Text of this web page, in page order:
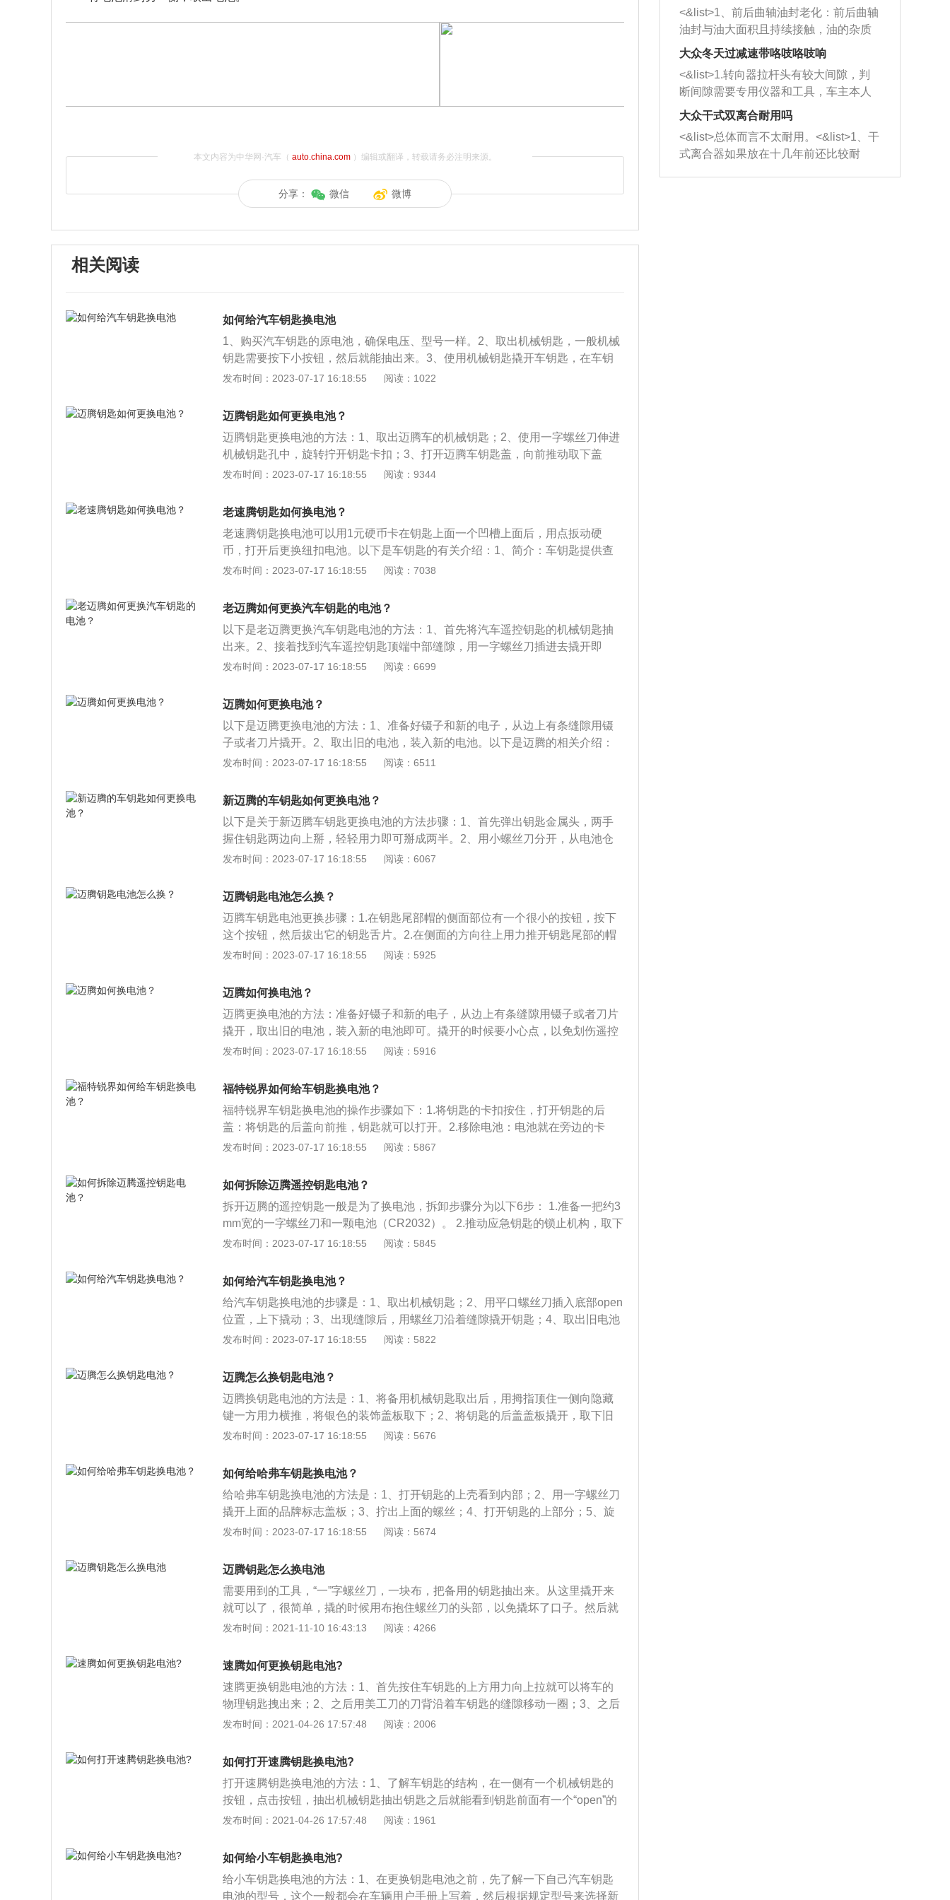
本文内容为中华网·汽车（ auto.china.com）编辑或翻译，转载请务必注明来源。
分享： 微信 微博
相关阅读
如何给汽车钥匙换电池
1、购买汽车钥匙的原电池，确保电压、型号一样。2、取出机械钥匙，一般机械
钥匙需要按下小按钮，然后就能抽出来。3、使用机械钥匙撬开车钥匙，在车钥
匙的中间会有小夹缝，轻轻旋转就能撬4、将电池撬下来，安装新电池，安装结
车时，汽车钥匙会出现没电的情况，在开车时注意汽车钥匙的使用方法，锁车、
开车距离近一些，遥控距离越远消耗功率越大，锁车时不要多次按遥控钥匙锁
车。2、汽车问题：当汽车的电瓶缺电时，使用汽车钥匙也会出现无反应的现
象，在用车过程中需要对汽车电瓶的电量做好控制，避免在开车时出现电瓶没电
情况，影响正常用车。3、环境问题：车主在停车时，停到周围磁场比较大的位
锁、开车门问题。
发布时间：2023-07-17 16:18:55 阅读：1022
迈腾钥匙如何更换电池？
迈腾钥匙更换电池的方法：1、取出迈腾车的机械钥匙；2、使用一字螺丝刀伸进
机械钥匙孔中，旋转拧开钥匙卡扣；3、打开迈腾车钥匙盖，向前推动取下盖
子；4、将旧电池取下，按照正负极安装新电池；5、将钥匙盖推回去压紧闭实；
观尺寸为长4866mm、宽1832mm、高1464mm，轴距为2871mm。
发布时间：2023-07-17 16:18:55 阅读：9344
老速腾钥匙如何换电池？
老速腾钥匙换电池可以用1元硬币卡在钥匙上面一个凹槽上面后，用点扳动硬
币，打开后更换纽扣电池。以下是车钥匙的有关介绍：1、简介：车钥匙提供查
找停车位、专人代泊等功能。2、原理：指利用中控锁的无线遥控功能，不用把
不管白天黑夜，无需探明锁孔，可以远距离、方便地进行开锁（开门）和闭锁
（锁门）。
发布时间：2023-07-17 16:18:55 阅读：7038
老迈腾如何更换汽车钥匙的电池？
以下是老迈腾更换汽车钥匙电池的方法：1、首先将汽车遥控钥匙的机械钥匙抽
出来。2、接着找到汽车遥控钥匙顶端中部缝隙，用一字螺丝刀插进去撬开即
可。3、然后将汽车钥匙电路板取出来，接着轻轻推一下即可取出旧电池。4、把
控钥匙电路板覆盖至钥匙上，将钥匙外壳扣好。6、最后再把汽车遥控钥匙的机
械钥匙插回钥匙缝隙即可。
发布时间：2023-07-17 16:18:55 阅读：6699
迈腾如何更换电池？
以下是迈腾更换电池的方法：1、准备好镊子和新的电子，从边上有条缝隙用镊
子或者刀片撬开。2、取出旧的电池，装入新的电池。以下是迈腾的相关介绍：
1、迈腾搭载1.8TFSI发动机，采用涡轮增压/缸内汽油直喷技术。2、车身采用激
机及副司机双前座椅双侧安全气囊。4、装备了最新的蓝牙无线通话的电话装
发布时间：2023-07-17 16:18:55 阅读：6511
新迈腾的车钥匙如何更换电池？
以下是关于新迈腾车钥匙更换电池的方法步骤：1、首先弹出钥匙金属头，两手
握住钥匙两边向上掰，轻轻用力即可掰成两半。2、用小螺丝刀分开，从电池仓
取出旧的纽扣电池，换上新的纽扣电池，再将两块合起来。3、按动关闭，开后
相关介绍：1、动力系统：搭载1.4T150马力的发动机，配备7挡双离合的变速
器。2、车身尺寸：长宽高分别为4865mm、1832mm、1471mm。轴距是2871m
m。
发布时间：2023-07-17 16:18:55 阅读：6067
迈腾钥匙电池怎么换？
迈腾车钥匙电池更换步骤：1.在钥匙尾部帽的侧面部位有一个很小的按钮，按下
这个按钮，然后拔出它的钥匙舌片。2.在侧面的方向往上用力推开钥匙尾部的帽
子，将其推开，即可向上拔出帽子。3.沿着中线掰开钥匙盒。4.去外面或者网上
5.将以上所有步骤反过来，即可把钥匙装好。
发布时间：2023-07-17 16:18:55 阅读：5925
迈腾如何换电池？
迈腾更换电池的方法：准备好镊子和新的电子，从边上有条缝隙用镊子或者刀片
撬开，取出旧的电池，装入新的电池即可。撬开的时候要小心点，以免划伤遥控
器外壳。以下是迈腾更换电池方法的具体介绍：1、在主驾驶左下方拉动前机盖
螺母。3、先将负极端口断开，接着拆卸正极端口。这样做是为了防止短路发
生，因为负极与车身相连接。4、将周围的固定装置以及正负极电线拆除后，即
可将电池拿出更换。（注意：旧电池的电解液很容易流出，因此拿出时倾斜角度
不要超过40°。）
发布时间：2023-07-17 16:18:55 阅读：5916
福特锐界如何给车钥匙换电池？
福特锐界车钥匙换电池的操作步骤如下：1.将钥匙的卡扣按住，打开钥匙的后
盖：将钥匙的后盖向前推，钥匙就可以打开。2.移除电池：电池就在旁边的卡
槽，向槽位中插入一个硬币并扭动，使外罩分离，就可以看到里面的钥匙电池。
购买相同的型号电池。4.重新安装外罩与后盖：按下钥匙上面的锁车键，还有开
锁键。喇叭会响起转向灯会闪烁。
发布时间：2023-07-17 16:18:55 阅读：5867
如何拆除迈腾遥控钥匙电池？
拆开迈腾的遥控钥匙一般是为了换电池，拆卸步骤分为以下6步： 1.准备一把约3
mm宽的一字螺丝刀和一颗电池（CR2032）。 2.推动应急钥匙的锁止机构，取下
机械钥匙。 3.沿机械钥匙孔插入一字螺丝刀，稍微用力沿顺时针方向转动，直至
同结构尺寸和规格的新电池更换，注意正负极。 6.合上钥匙盖板，插入机械钥
匙。
发布时间：2023-07-17 16:18:55 阅读：5845
如何给汽车钥匙换电池？
给汽车钥匙换电池的步骤是：1、取出机械钥匙；2、用平口螺丝刀插入底部open
位置，上下撬动；3、出现缝隙后，用螺丝刀沿着缝隙撬开钥匙；4、取出旧电池
更换新的；5、组装好钥匙即可。汽车钥匙的工作原理是：从车主身边发出微弱
执行器执行启、闭锁的动作。汽车钥匙的功能是：1、遥控开关门锁；2、熄火后
长按关门键，关闭车窗；3、按喇叭形按钮寻找车。
发布时间：2023-07-17 16:18:55 阅读：5822
迈腾怎么换钥匙电池？
迈腾换钥匙电池的方法是：1、将备用机械钥匙取出后，用拇指顶住一侧向隐藏
键一方用力横推，将银色的装饰盖板取下；2、将钥匙的后盖盖板撬开，取下旧
电池；3、换上新电池，按原步骤装好即可。以2020款舒适型迈腾为例，其车身
6l。2020款舒适型迈腾前悬架是麦弗逊式独立悬架，后悬架是多连杆式独立悬
架，其搭载了1.4l涡轮增压发动机，最大马力是150ps，最大功率是110kw，最大
扭矩是250nm，与其匹配的是7挡双离合变速箱。
发布时间：2023-07-17 16:18:55 阅读：5676
如何给哈弗车钥匙换电池？
给哈弗车钥匙换电池的方法是：1、打开钥匙的上壳看到内部；2、用一字螺丝刀
撬开上面的品牌标志盖板；3、拧出上面的螺丝；4、打开钥匙的上部分；5、旋
转打开上部分的外壳；6、更换上准备好的电池后安装好盖板即可。哈弗旗下车
其是一款紧凑型suv，车身尺寸是：长4620mm、宽1846mm、高1690mm，轴距
为2725mm，最小离地间隙为169mm，车身重量为1600kg。
发布时间：2023-07-17 16:18:55 阅读：5674
迈腾钥匙怎么换电池
需要用到的工具，“一”字螺丝刀，一块布，把备用的钥匙抽出来。从这里撬开来
就可以了，很简单，撬的时候用布抱住螺丝刀的头部，以免撬坏了口子。然后就
把电池掰下来，换上新的电池就可以了，再按照原来的零件装回去就可以了。迈
择，发动机最大功率为162kW，最大马力是220PS，最大扭矩是350Nm。主要针
对配置方面有所升级，舒适性科技配置得到了合理的下放，诸多高端科技装备覆
盖到了更多车型上，不再是高配车型的专属，如全系标配GRA定速巡航系统、集
控式三幅真皮多功能方向盘和后排USB口充电等，令整个车系的竞争力显著提
升。在外观方面，采用了最新的家族式设计语言，前进气格栅与前大灯相连，拉
灯造型与头灯相呼应，LED光源尾灯点亮效果十分醒目。该车后保险杠层次感较
强，配以底部双边共两出镀铬尾排，整体看起来运动范儿十足。
发布时间：2021-11-10 16:43:13 阅读：4266
速腾如何更换钥匙电池?
速腾更换钥匙电池的方法：1、首先按住车钥匙的上方用力向上拉就可以将车的
物理钥匙拽出来；2、之后用美工刀的刀背沿着车钥匙的缝隙移动一圈；3、之后
车钥匙就打开了，之后用硬币将旧车钥匙电池抠出来；4、将新的电池放入车钥
池就更换好了。
发布时间：2021-04-26 17:57:48 阅读：2006
如何打开速腾钥匙换电池?
打开速腾钥匙换电池的方法：1、了解车钥匙的结构，在一侧有一个机械钥匙的
按钮，点击按钮，抽出机械钥匙抽出钥匙之后就能看到钥匙前面有一个“open”的
英文字样，还有一块小凸出的地方；2、用螺丝刀插入小块的空隙中去，选择大
续撬开，然后轻轻扒开就能看到电池和钥匙的电路板块了；用螺丝刀插入电池底
部，轻轻上翘就能卸掉电池，然后把准备好的电池塞入、塞紧，按照顺序组成起
来就完成了。
发布时间：2021-04-26 17:57:48 阅读：1961
如何给小车钥匙换电池?
给小车钥匙换电池的方法：1、在更换钥匙电池之前，先了解一下自己汽车钥匙
电池的型号，这个一般都会在车辆用户手册上写着，然后根据规定型号来选择新
西取出来。但如果是因为积碳过多引起
的堵塞，就需要将三元催化器泡在草酸
洗剂对堵塞的情况得到解决，将清洗剂
放在燃油箱中，与燃油混合后，车辆启
动时，就可以和汽油一起进入到燃烧
室，最后形成废气排出，就可以让三元
催化器得到清洗，排气管堵塞的情况就
能够得到解决。
一圈半的练习，往右同样也要打相同的
圈数。 <&list>3、最后强调要反复练
习，这样就可以形成肌肉记忆，在真实
驾驶车辆时，不需要记忆也能打好方
向。
<&list>1、前后曲轴油封老化：前后曲轴
油封与油大面积且持续接触，油的杂质
和发动机内持续温度变化使其密封效果
逐渐减弱，导致渗油或漏油。<&list>2、
活塞间隙过大：积碳会使活塞环与缸体
的间隙扩大，导致机油流入燃烧室中，
造成烧机油。<&list>3、机油粘度。使用
机油粘度过小的话，同样会有烧机油现
象，机油粘度过小具有很好的流动性，
大众冬天过减速带咯吱咯吱响
<&list>1.转向器拉杆头有较大间隙，判
断间隙需要专用仪器和工具，车主本人
无法制作，需要将车辆送到修理厂或4s
店；<&list>2.车辆半轴套管防尘罩破
裂，破裂后会出现漏油现象，使半轴磨
损严重，磨损的半轴容易损坏，产生异
响；<&list>3.稳定器的转向胶套和球头
大众干式双离合耐用吗
<&list>总体而言不太耐用。<&list>1、干
式离合器如果放在十几年前还比较耐